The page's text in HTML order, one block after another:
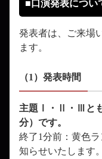
■口演発表につい
発表者は、ご来場
ます。
（1）発表時間
主題Ⅰ・Ⅱ・Ⅲとも
分）です。
終了1分前：黄色
知らせいたします